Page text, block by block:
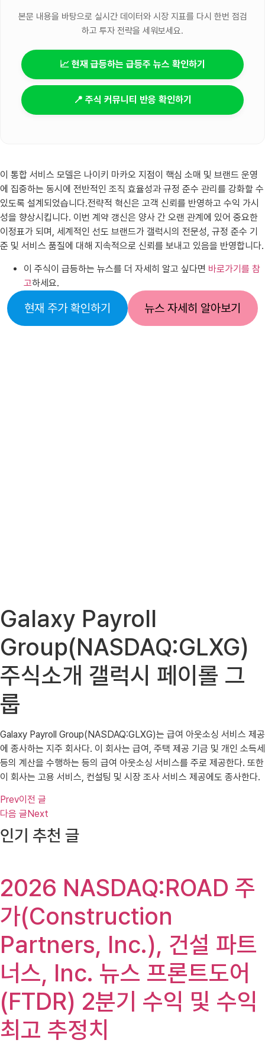
본문 내용을 바탕으로 실시간 데이터와 시장 지표를 다시 한번 점검
하고 투자 전략을 세워보세요.
📈 현재 급등하는 급등주 뉴스 확인하기
📍 주식 커뮤니티 반응 확인하기
이 통합 서비스 모델은 나이키 마카오 지점이 핵심 소매 및 브랜드 운영
에 집중하는 동시에 전반적인 조직 효율성과 규정 준수 관리를 강화할 수
있도록 설계되었습니다.전략적 혁신은 고객 신뢰를 반영하고 수익 가시
성을 향상시킵니다. 이번 계약 갱신은 양사 간 오랜 관계에 있어 중요한
이정표가 되며, 세계적인 선도 브랜드가 갤럭시의 전문성, 규정 준수 기
준 및 서비스 품질에 대해 지속적으로 신뢰를 보내고 있음을 반영합니다.
이 주식이 급등하는 뉴스를 더 자세히 알고 싶다면 바로가기를 참
고하세요.
현재 주가 확인하기 뉴스 자세히 알아보기
Galaxy Payroll
Group(NASDAQ:GLXG)
주식소개 갤럭시 페이롤 그
룹
Galaxy Payroll Group(NASDAQ:GLXG)는 급여 아웃소싱 서비스 제공
에 종사하는 지주 회사다. 이 회사는 급여, 주택 제공 기금 및 개인 소득세
등의 계산을 수행하는 등의 급여 아웃소싱 서비스를 주로 제공한다. 또한
이 회사는 고용 서비스, 컨설팅 및 시장 조사 서비스 제공에도 종사한다.
Prev이전 글
다음 글Next
인기 추천 글
2026 NASDAQ:ROAD 주
가(Construction
Partners, Inc.), 건설 파트
너스, Inc. 뉴스 프론트도어
(FTDR) 2분기 수익 및 수익
최고 추정치